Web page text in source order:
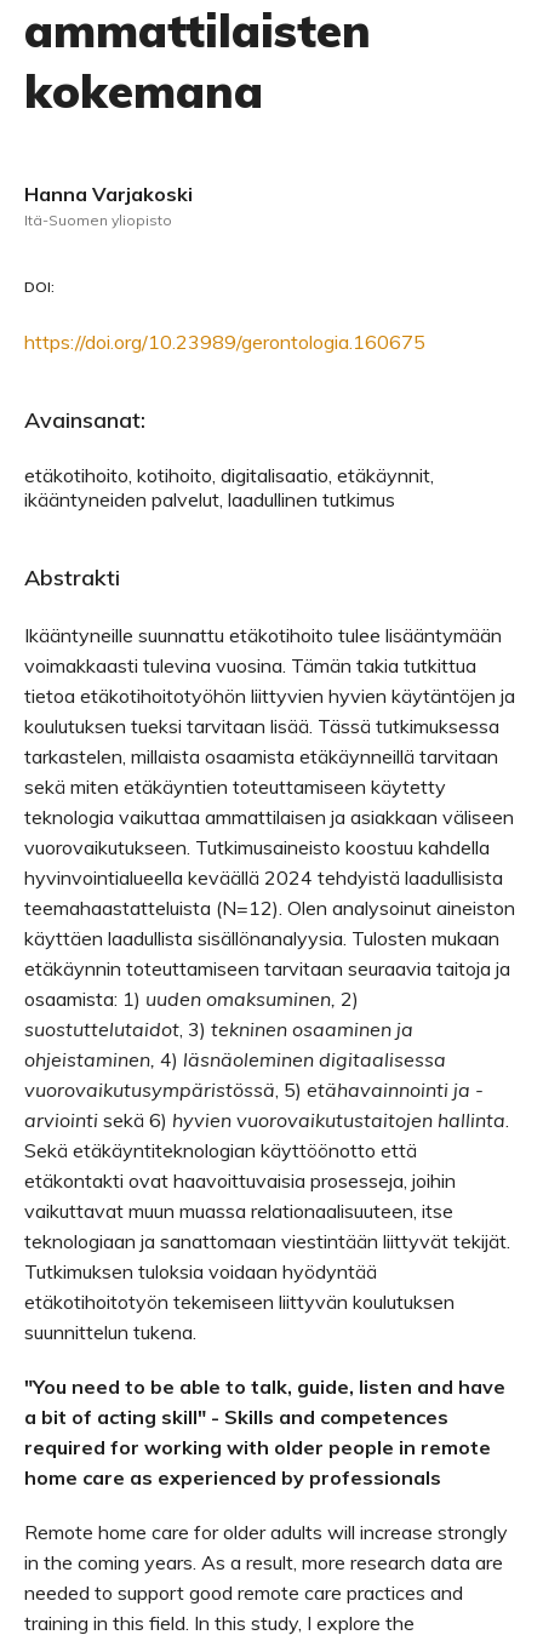
ammattilaisten
kokemana
Hanna Varjakoski
Itä-Suomen yliopisto
DOI:
https://doi.org/10.23989/gerontologia.160675
Avainsanat:
etäkotihoito, kotihoito, digitalisaatio, etäkäynnit,
ikääntyneiden palvelut, laadullinen tutkimus
Abstrakti
Ikääntyneille suunnattu etäkotihoito tulee lisääntymään
voimakkaasti tulevina vuosina. Tämän takia tutkittua
tietoa etäkotihoitotyöhön liittyvien hyvien käytäntöjen ja
koulutuksen tueksi tarvitaan lisää. Tässä tutkimuksessa
tarkastelen, millaista osaamista etäkäynneillä tarvitaan
sekä miten etäkäyntien toteuttamiseen käytetty
teknologia vaikuttaa ammattilaisen ja asiakkaan väliseen
vuorovaikutukseen. Tutkimusaineisto koostuu kahdella
hyvinvointialueella keväällä 2024 tehdyistä laadullisista
teemahaastatteluista (N=12). Olen analysoinut aineiston
käyttäen laadullista sisällönanalyysia. Tulosten mukaan
etäkäynnin toteuttamiseen tarvitaan seuraavia taitoja ja
osaamista: 1) uuden omaksuminen, 2)
suostuttelutaidot, 3) tekninen osaaminen ja
ohjeistaminen, 4) läsnäoleminen digitaalisessa
vuorovaikutusympäristössä, 5) etähavainnointi ja -
arviointi sekä 6) hyvien vuorovaikutustaitojen hallinta.
Sekä etäkäyntiteknologian käyttöönotto että
etäkontakti ovat haavoittuvaisia prosesseja, joihin
vaikuttavat muun muassa relationaalisuuteen, itse
teknologiaan ja sanattomaan viestintään liittyvät tekijät.
Tutkimuksen tuloksia voidaan hyödyntää
etäkotihoitotyön tekemiseen liittyvän koulutuksen
suunnittelun tukena.
"You need to be able to talk, guide, listen and have
a bit of acting skill" - Skills and competences
required for working with older people in remote
home care as experienced by professionals
Remote home care for older adults will increase strongly
in the coming years. As a result, more research data are
needed to support good remote care practices and
training in this field. In this study, I explore the